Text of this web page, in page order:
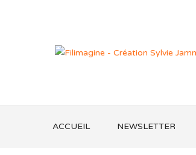
ACCUEIL NEWSLETTER